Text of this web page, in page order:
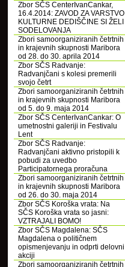
Zbor SČS CenterIvanCankar,
16.4.2014: ZAVOD ZA VARSTVO
KULTURNE DEDIŠČINE SI ŽELI
SODELOVANJA
Zbori samoorganiziranih četrtnih
in krajevnih skupnosti Maribora
od 28. do 30. aprila 2014
Zbor SČS Radvanje:
Radvanjčani s kolesi premerili
svojo četrt
Zbori samoorganiziranih četrtnih
in krajevnih skupnosti Maribora
od 5. do 9. maja 2014
Zbor SČS CenterIvanCankar: O
umetnostni galeriji in Festivalu
Lent
Zbor SČS Radvanje:
Radvanjčani aktivno pristopili k
pobudi za uvedbo
Participatornega proračuna
Zbori samoorganiziranih četrtnih
in krajevnih skupnosti Maribora
od 26. do 30. maja 2014
Zbor SČS Koroška vrata: Na
SČS Koroška vrata so jasni:
VZTRAJALI BOMO!
Zbor SČS Magdalena: SČS
Magdalena o političnem
opismenjevanju in odprti delovni
akciji
Zbori samoorganiziranih četrtnih